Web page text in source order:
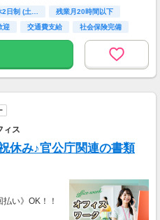
せん。
2日制 (土…
残業月20時間以下
迎 交通費支給 社会保険完備
ィス
休み♪官公庁関連の書類
い》OK！！